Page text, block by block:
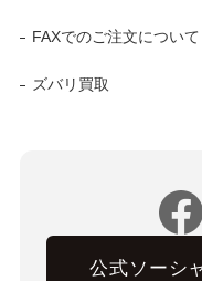
FAXでのご注文について
ズバリ買取
公式ソーシ